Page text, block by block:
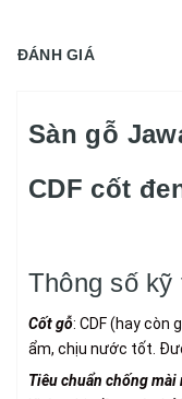
ĐÁNH GIÁ
Sàn gỗ
CDF cốt
Thông số kỹ
Cốt gỗ: CDF (hay còn
ẩm, chịu nước tốt.
Tiêu chuẩn chống mài